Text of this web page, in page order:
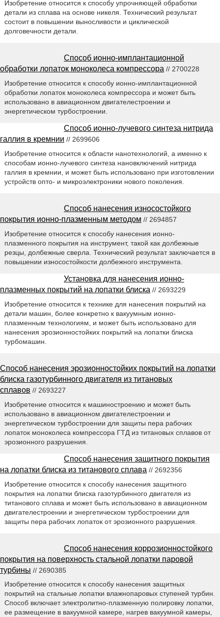
Изобретение относится к способу упрочняющей обработки
детали из сплава на основе никеля. Технический результат
состоит в повышении выносливости и циклической
долговечности детали.
Способ ионно-имплантационной
обработки лопаток моноколеса компрессора // 2700228
Изобретение относится к способу ионно-имплантационной
обработки лопаток моноколеса компрессора и может быть
использовано в авиационном двигателестроении и
энергетическом турбостроении.
Способ ионно-лучевого синтеза нитрида
галлия в кремнии // 2699606
Изобретение относится к области нанотехнологий, а именно к
способам ионно-лучевого синтеза нановключений нитрида
галлия в кремнии, и может быть использовано при изготовлении
устройств опто- и микроэлектроники нового поколения.
Способ нанесения износостойкого
покрытия ионно-плазменным методом // 2694857
Изобретение относится к способу нанесения ионно-
плазменного покрытия на инструмент, такой как долбежные
резцы, долбежные сверла. Технический результат заключается в
повышении износостойкости долбежного инструмента.
Установка для нанесения ионно-
плазменных покрытий на лопатки блиска // 2693229
Изобретение относится к технике для нанесения покрытий на
детали машин, более конкретно к вакуумным ионно-
плазменным технологиям, и может быть использовано для
нанесения эрозионностойких покрытий на лопатки блиска
турбомашин.
Способ нанесения эрозионностойких покрытий на лопатки
блиска газотурбинного двигателя из титановых
сплавов // 2693227
Изобретение относится к машиностроению и может быть
использовано в авиационном двигателестроении и
энергетическом турбостроении для защиты пера рабочих
лопаток моноколеса компрессора ГТД из титановых сплавов от
эрозионного разрушения.
Способ нанесения защитного покрытия
на лопатки блиска из титанового сплава // 2692356
Изобретение относится к способу нанесения защитного
покрытия на лопатки блиска газотурбинного двигателя из
титанового сплава и может быть использовано в авиационном
двигателестроении и энергетическом турбостроении для
защиты пера рабочих лопаток от эрозионного разрушения.
Способ нанесения коррозионностойкого
покрытия на поверхность стальной лопатки паровой
турбины // 2690385
Изобретение относится к способу нанесения защитных
покрытий на стальные лопатки влажнопаровых ступеней турбин.
Способ включает электролитно-плазменную полировку лопатки,
ее размещение в вакуумной камере, нагрев вакуумной камеры,